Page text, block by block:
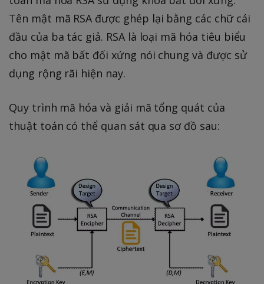
Tên mật mã RSA được ghép lại bằng các chữ cái
đầu của ba tác giả. RSA là loại mã hóa tiêu biểu
cho mật mã bất đối xứng nói chung và được sử
dụng rộng rãi hiện nay.
Quy trình mã hóa và giải mã tổng quát của
thuật toán có thể quan sát qua sơ đồ sau: